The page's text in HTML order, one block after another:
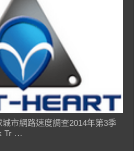
市網路速度調查2014年第3季
Tr …